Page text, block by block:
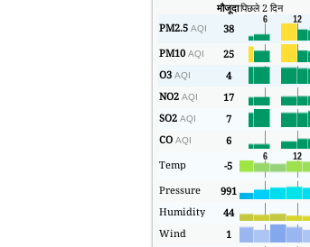
मौजूदापिछले 2 दिन
PM2.5 AQI 38
PM10 AQI 25
O3 AQI 4
NO2 AQI 17
SO2 AQI 7
CO AQI 6
Temp
-5
Pressure
991
Humidity
44
Wind
1